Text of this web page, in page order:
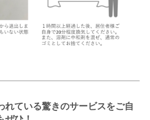
れている驚きのサービスをご自